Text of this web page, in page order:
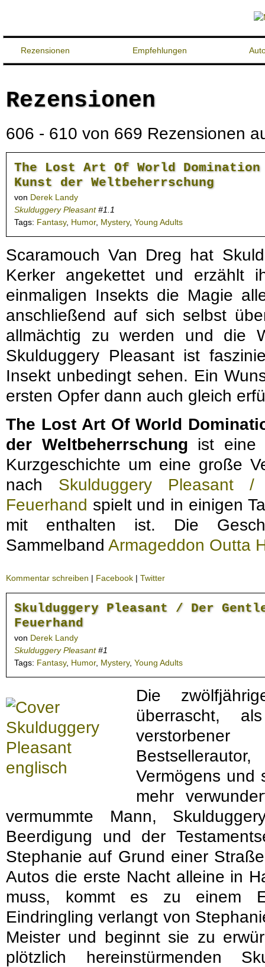
Rezensionen Empfehlungen
Rezensionen
606 - 610 von 669 Rezensionen
The Lost Art Of World
Kunst der Weltbeherrschung
von Derek Landy
Skulduggery Pleasant#1.1
Tags: Fantasy, Humor, Mystery, Young Adults
Scaramouch Van Dreg hat
Kerker angekettet und erzählt
einmaligen Insekts die Magie
anschließend auf sich selbst
allmächtig zu werden und die
Skulduggery Pleasant ist
Insekt unbedingt sehen. Ein
ersten Opfer dann auch gleich
The Lost Art Of World
der Weltbeherrschung ist eine
Kurzgeschichte um eine große
nach Skulduggery Pleasant
Feuerhand spielt und in einigen
mit enthalten ist. Die
Sammelband Armageddon Outta
Kommentar schreiben | Facebook | Twitter
Skulduggery Pleasant / Der
Feuerhand
von Derek Landy
Skulduggery Pleasant#1
Tags: Fantasy, Humor, Mystery, Young Adults
Die
überrascht,
Vermögens und
mehr
vermummte Mann,
Beerdigung und der
Stephanie auf Grund einer
Autos die erste Nacht alleine in
muss, kommt es zu einem
Eindringling verlangt von
Meister und beginnt sie zu
plötzlich hereinstürmenden